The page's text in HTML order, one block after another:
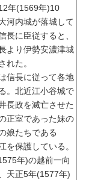
年(1569年)10
河内城が落城して
長に臣従すると、
より伊勢安濃津城
れた。
信長に従って各地
。北近江小谷城で
長政を滅亡させた
正室であった妹の
娘たちである
を保護している。
年)の越前一向
天正5年(1577年)